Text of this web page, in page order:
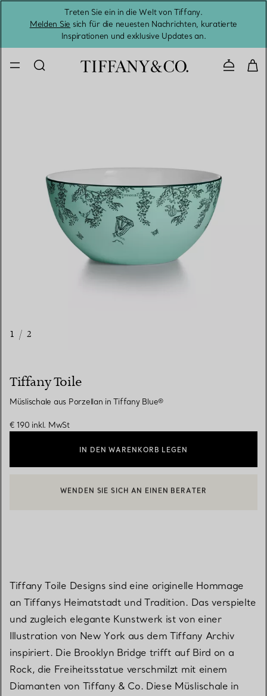
Treten Sie ein in die Welt von Tiffany.
Melden Sie sich für die neuesten Nachrichten, kuratierte
Inspirationen und exklusive Updates an.
1 / 2
Tiffany Toile
Müslischale aus Porzellan in Tiffany Blue®
€ 190 inkl. MwSt
IN DEN WARENKORB LEGEN
Tiffany Toile Designs sind eine originelle Hommage
an Tiffanys Heimatstadt und Tradition. Das verspielte
und zugleich elegante Kunstwerk ist von einer
Illustration von New York aus dem Tiffany Archiv
inspiriert. Die Brooklyn Bridge trifft auf Bird on a
Rock, die Freiheitsstatue verschmilzt mit einem
Diamanten von Tiffany & Co. Diese Müslischale in